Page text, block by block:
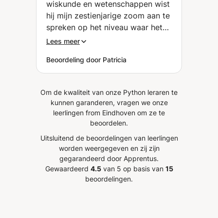
wiskunde en wetenschappen wist
hij mijn zestienjarige zoom aan te
spreken op het niveau waar het
voldoende uitdaging bood. Zo
motiveren en te begeesteren voor
wiskunde en wetenschappen.
zoon zijn erg tevreden! ”
Lees meer
Beoordeling door Patricia
Om de kwaliteit van onze Python leraren te
kunnen garanderen, vragen we onze
leerlingen from Eindhoven om ze te
beoordelen.
Uitsluitend de beoordelingen van leerlingen
worden weergegeven en zij zijn
gegarandeerd door Apprentus.
Gewaardeerd 4.5van 5 op basis van 15
beoordelingen.